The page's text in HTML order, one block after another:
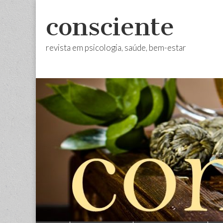
consciente
revista em psicologia, saúde, bem-estar